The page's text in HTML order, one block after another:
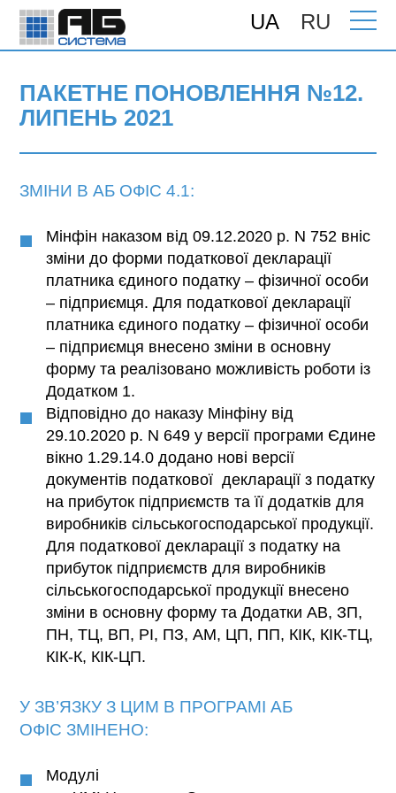
UA RU
Головна>Підтримка>Поновлення>
ПАКЕТНЕ ПОНОВЛЕННЯ №12.
ЛИПЕНЬ 2021
ЗМІНИ В АБ ОФІС 4.1:
Мінфін наказом від 09.12.2020 р. N 752 вніс
зміни до форми податкової декларації
платника єдиного податку – фізичної особи
– підприємця. Для податкової декларації
платника єдиного податку – фізичної особи
– підприємця внесено зміни в основну
форму та реалізовано можливість роботи із
Додатком 1.
Відповідно до наказу Мінфіну від
29.10.2020 р. N 649 у версії програми Єдине
вікно 1.29.14.0 додано нові версії
документів податкової декларації з податку
на прибуток підприємств та її додатків для
виробників сільськогосподарської продукції.
Для податкової декларації з податку на
прибуток підприємств для виробників
сільськогосподарської продукції внесено
зміни в основну форму та Додатки АВ, ЗП,
ПН, ТЦ, ВП, РІ, ПЗ, АМ, ЦП, ПП, КІК, КІК-ТЦ,
КІК-К, КІК-ЦП.
У ЗВ’ЯЗКУ З ЦИМ В ПРОГРАМІАБ
ОФІС ЗМІНЕНО:
Модулі